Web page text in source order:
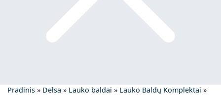
Pradinis » Delsa » Lauko baldai » Lauko Baldų Komplektai »